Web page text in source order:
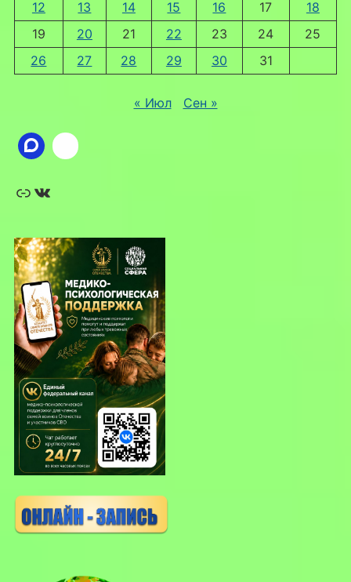
12
13 14 15 16 17
18
19
20 21 22 23 24
25
26
27 28 29 30 31
« Июл Сен »
Ссылка